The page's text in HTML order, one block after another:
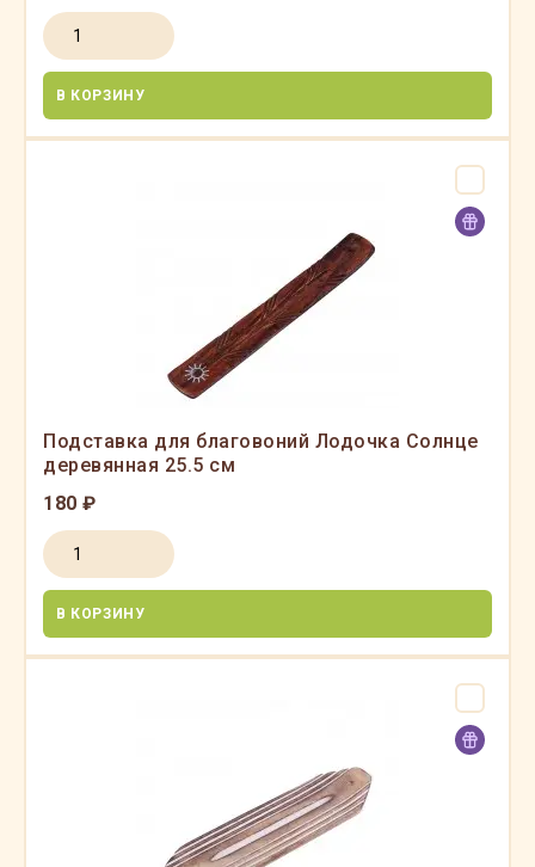
В КОРЗИНУ
Подставка для благовоний Лодочка Солнце
деревянная 25.5 см
180 ₽
В КОРЗИНУ